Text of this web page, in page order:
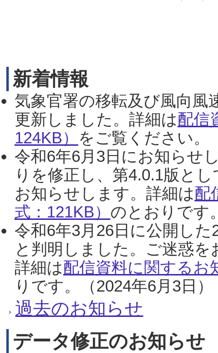
新着情報
気象官署の移転及び風向風
更新しました。詳細は配信
124KB） をご覧ください。
令和6年6月3日にお知らせ
りを修正し、第4.0.1版と
お知らせします。詳細は配
式：121KB） のとおりです
令和6年3月26日に公開し
と判明しました。ご迷惑
詳細は配信資料に関するお
りです。（2024年6月3日）
過去のお知らせ
データ修正のお知らせ